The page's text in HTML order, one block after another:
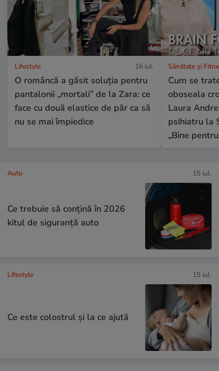
Lifestyle 16 iul.
O româncă a găsit soluția pentru
pantalonii „mortali” de la Zara: ce
face cu două elastice de păr ca să
nu se mai împiedice
Sănătate și
Cum se
oboseala
Laura
psihiatru la
„Bine
Auto 15 iul.
Ce trebuie să conţină în 2026
kitul de siguranţă auto
Lifestyle 15 iul.
Ce este colostrul și la ce ajută